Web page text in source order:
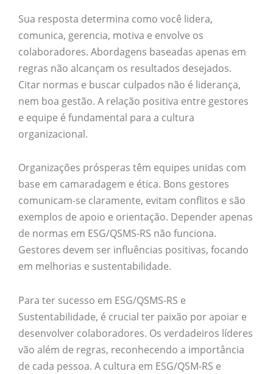
Sua resposta determina como você lidera,
comunica, gerencia, motiva e envolve os
colaboradores. Abordagens baseadas apenas em
regras não alcançam os resultados desejados.
Citar normas e buscar culpados não é liderança,
nem boa gestão. A relação positiva entre gestores
e equipe é fundamental para a cultura
organizacional.
Organizações prósperas têm equipes unidas com
base em camaradagem e ética. Bons gestores
comunicam-se claramente, evitam conflitos e são
exemplos de apoio e orientação. Depender apenas
de normas em ESG/QSMS-RS não funciona.
Gestores devem ser influências positivas, focando
em melhorias e sustentabilidade.
Para ter sucesso em ESG/QSMS-RS e
Sustentabilidade, é crucial ter paixão por apoiar e
desenvolver colaboradores. Os verdadeiros líderes
vão além de regras, reconhecendo a importância
de cada pessoa. A cultura em ESG/QSM-RS e